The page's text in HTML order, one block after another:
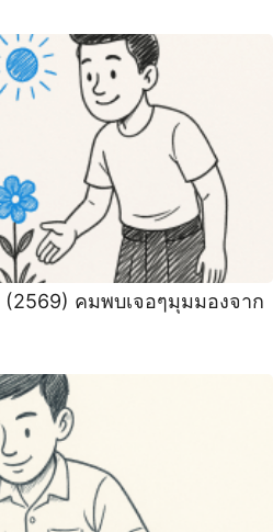
คมพบเจอๆมุมมองจาก